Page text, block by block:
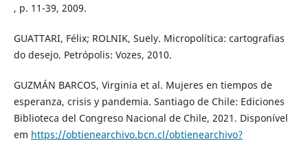
, p. 11-39, 2009.
GUATTARI, Félix; ROLNIK, Suely. Micropolítica: cartografias
do desejo. Petrópolis: Vozes, 2010.
GUZMÁN BARCOS, Virginia et al. Mujeres en tiempos de
esperanza, crisis y pandemia. Santiago de Chile: Ediciones
Biblioteca del Congreso Nacional de Chile, 2021. Disponível
em https://obtienearchivo.bcn.cl/obtienearchivo?